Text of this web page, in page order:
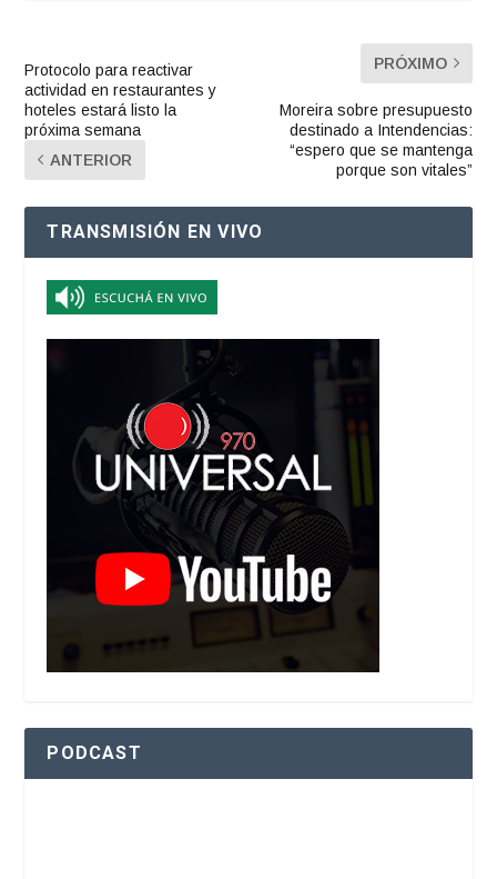
Protocolo para reactivar
actividad en restaurantes y
hoteles estará listo la
próxima semana
ANTERIOR
PRÓXIMO
Moreira sobre presupuesto
destinado a Intendencias:
“espero que se mantenga
porque son vitales”
TRANSMISIÓN EN VIVO
PODCAST